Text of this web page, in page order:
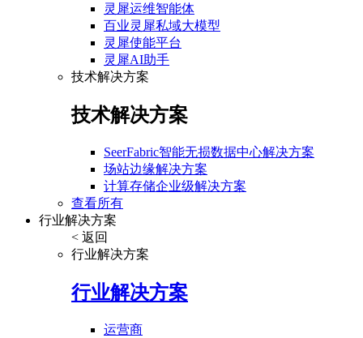
灵犀运维智能体
百业灵犀私域大模型
灵犀使能平台
灵犀AI助手
技术解决方案
技术解决方案
SeerFabric智能无损数据中心解决方案
场站边缘解决方案
计算存储企业级解决方案
查看所有
行业解决方案
< 返回
行业解决方案
行业解决方案
运营商